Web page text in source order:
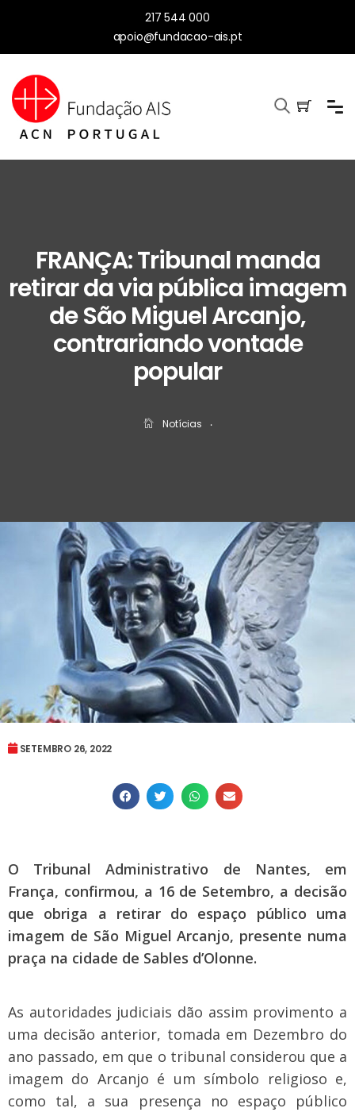
217 544 000
apoio@fundacao-ais.pt
FRANÇA: Tribunal manda
retirar da via pública imagem
de São Miguel Arcanjo,
contrariando vontade
popular
Notícias ‧
SETEMBRO 26, 2022
O Tribunal Administrativo de Nantes, em
França, confirmou, a 16 de Setembro, a decisão
que obriga a retirar do espaço público uma
imagem de São Miguel Arcanjo, presente numa
praça na cidade de Sables d’Olonne.
As autoridades judiciais dão assim provimento a
uma decisão anterior, tomada em Dezembro do
ano passado, em que o tribunal considerou que a
imagem do Arcanjo é um símbolo religioso e,
como tal, a sua presença no espaço público